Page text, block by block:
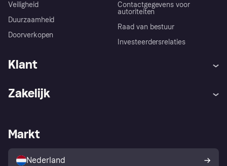
Veiligheid
Duurzaamheid
Doorverkopen
Contactgegevens voor
autoriteiten
Raad van bestuur
Investeerdersrelaties
Klant
Winkeloverzicht
Kopersbescherming voor
consumenten
Zakelijk
Zakelijke login
Markt
Nederland